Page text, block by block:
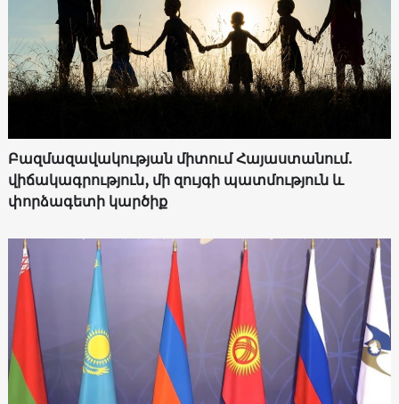
Բազմազավակության միտում Հայաստանում.
վիճակագրություն, մի զույգի պատմություն և
փորձագետի կարծիք